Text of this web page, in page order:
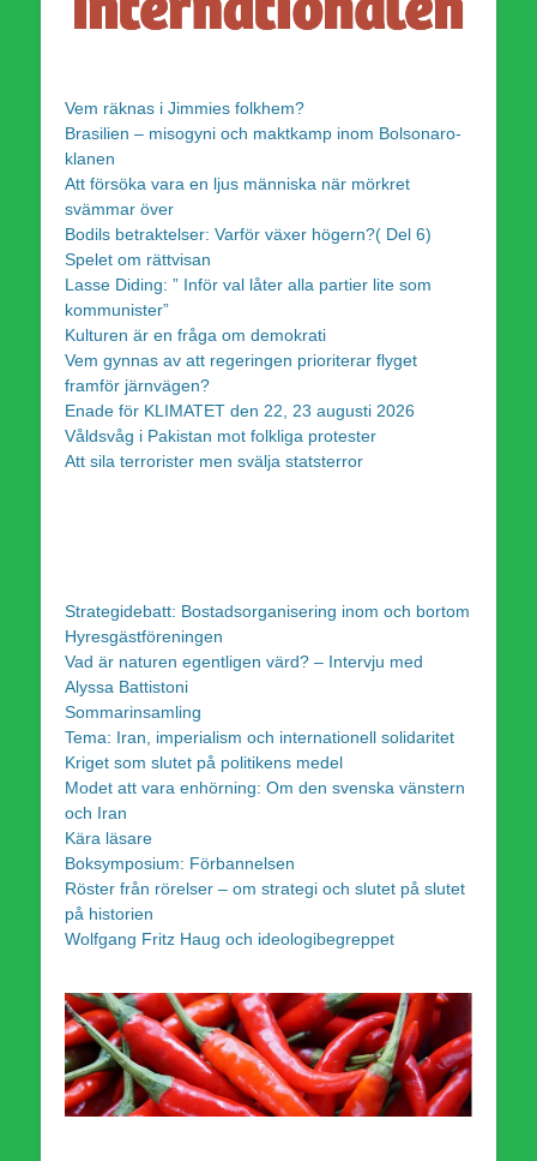
Vem räknas i Jimmies folkhem?
Brasilien – misogyni och maktkamp inom Bolsonaro-
klanen
Att försöka vara en ljus människa när mörkret
svämmar över
Bodils betraktelser: Varför växer högern?( Del 6)
Spelet om rättvisan
Lasse Diding: ” Inför val låter alla partier lite som
kommunister”
Kulturen är en fråga om demokrati
Vem gynnas av att regeringen prioriterar flyget
framför järnvägen?
Enade för KLIMATET den 22, 23 augusti 2026
Våldsvåg i Pakistan mot folkliga protester
Att sila terrorister men svälja statsterror
Strategidebatt: Bostadsorganisering inom och bortom
Hyresgästföreningen
Vad är naturen egentligen värd? – Intervju med
Alyssa Battistoni
Sommarinsamling
Tema: Iran, imperialism och internationell solidaritet
Kriget som slutet på politikens medel
Modet att vara enhörning: Om den svenska vänstern
och Iran
Kära läsare
Boksymposium: Förbannelsen
Röster från rörelser – om strategi och slutet på slutet
på historien
Wolfgang Fritz Haug och ideologibegreppet